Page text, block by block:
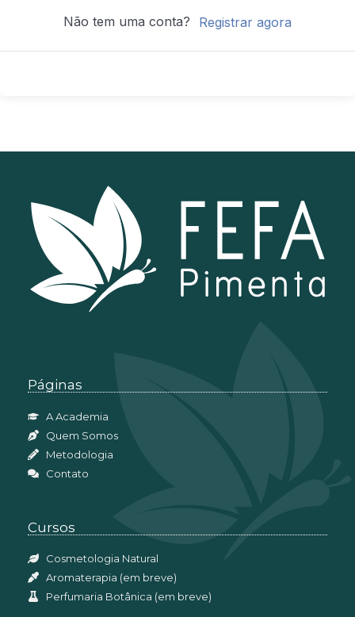
Não tem uma conta? Registrar agora
Páginas
A Academia
Quem Somos
Metodologia
Contato
Cursos
Cosmetologia Natural
Aromaterapia (em breve)
Perfumaria Botânica (em breve)